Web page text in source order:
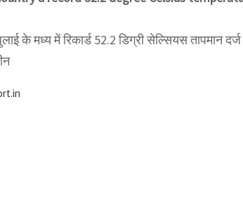
के मध्य में रिकार्ड 52.2 डिग्री सेल्सियस तापमान दर्ज